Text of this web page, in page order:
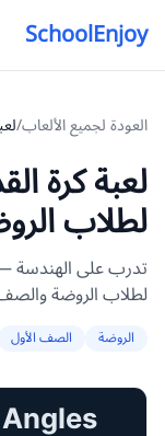
SchoolEnjoy
العودة لجميع الألعاب/
لعبة كرة
لطلاب
تدرب على الهندسة —
لطلاب الروضة
الروضة الصف الأول